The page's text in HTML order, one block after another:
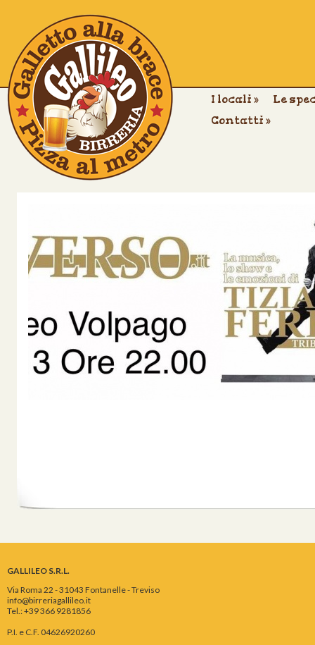
I locali »
Le
Contatti »
GALLILEO S.R.L.
Via Roma 22 - 31043 Fontanelle - Treviso
info@birreriagallileo.it
Tel.: +39 366 9281856
P.I. e C.F. 04626920260